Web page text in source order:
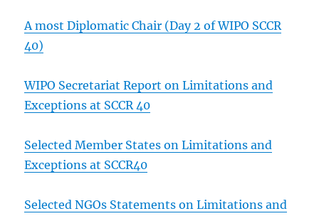
A most Diplomatic Chair (Day 2 of WIPO SCCR
40)
WIPO Secretariat Report on Limitations and
Exceptions at SCCR 40
Selected Member States on Limitations and
Exceptions at SCCR40
Selected NGOs Statements on Limitations and